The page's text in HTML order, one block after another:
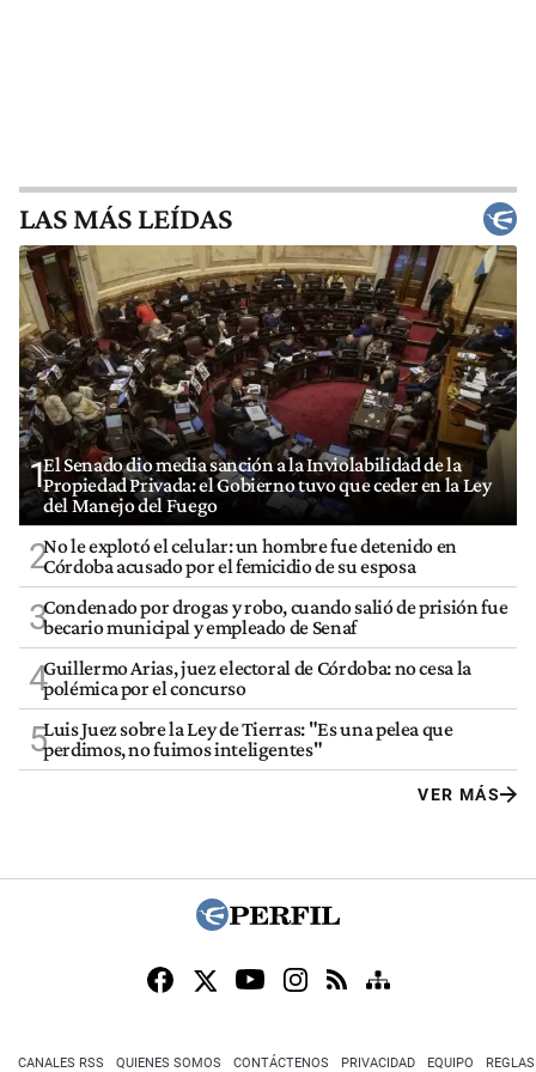
LAS MÁS LEÍDAS
1El Senado dio media sanción a la Inviolabilidad de la
Propiedad Privada: el Gobierno tuvo que ceder en la Ley
del Manejo del Fuego
2No le explotó el celular: un hombre fue detenido en
Córdoba acusado por el femicidio de su esposa
3Condenado por drogas y robo, cuando salió de prisión fue
becario municipal y empleado de Senaf
4Guillermo Arias, juez electoral de Córdoba: no cesa la
polémica por el concurso
5Luis Juez sobre la Ley de Tierras: "Es una pelea que
perdimos, no fuimos inteligentes"
VER MÁS
CANALES RSS QUIENES SOMOS CONTÁCTENOS PRIVACIDAD EQUIPO